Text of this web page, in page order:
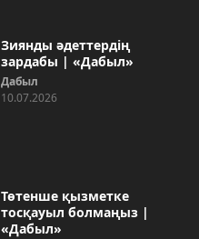
Зиянды әдеттердің
зардабы | «Дабыл»
Дабыл
10.07.2026
Төтенше қызметке
тосқауыл болмаңыз |
«Дабыл»